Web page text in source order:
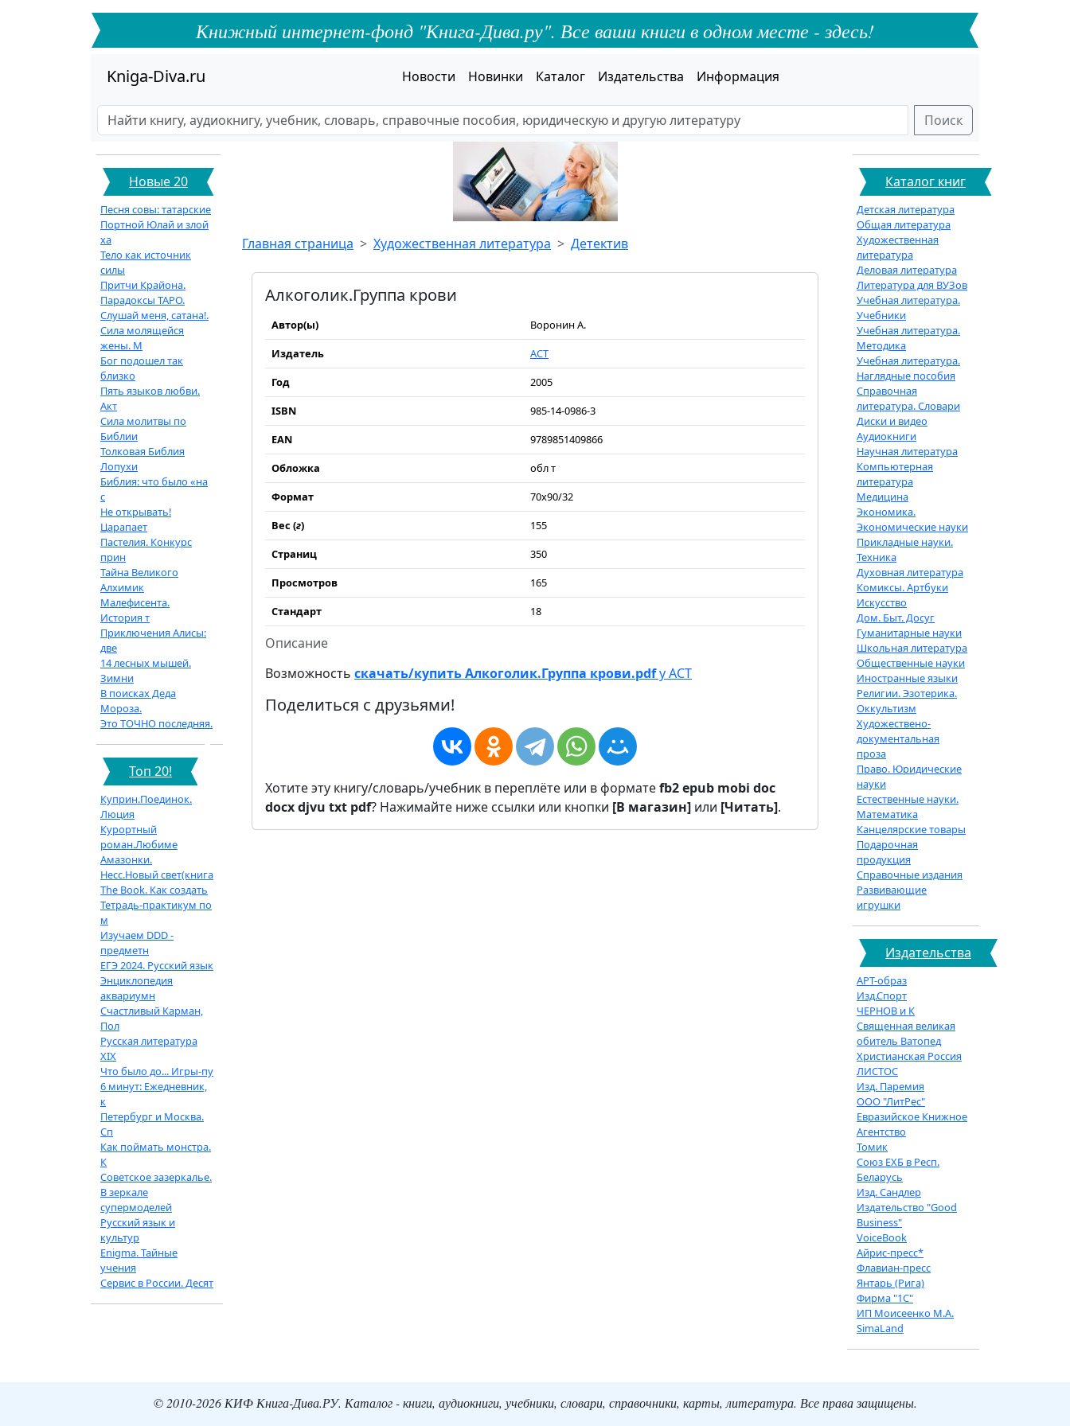
Книжный интернет-фонд "Книга-Дива.ру". Все ваши книги в одном месте - здесь!
Kniga-Diva.ru Новости Новинки Каталог Издательства Информация
Поиск
Новые 20
Песня совы: татарские
Портной Юлай и злой
ха
Тело как источник
силы
Притчи Крайона.
Парадоксы ТАРО.
Слушай меня, сатана!.
Сила молящейся
жены. М
Бог подошел так
близко
Пять языков любви.
Акт
Сила молитвы по
Библии
Толковая Библия
Лопухи
Библия: что было «на
с
Не открывать!
Царапает
Пастелия. Конкурс
прин
Тайна Великого
Алхимик
Малефисента.
История т
Приключения Алисы:
две
14 лесных мышей.
Зимни
В поисках Деда
Мороза.
Это ТОЧНО последняя.
Топ 20!
Куприн.Поединок.
Люция
Курортный
роман.Любиме
Амазонки.
Несс.Новый свет(книга
The Book. Как создать
Тетрадь-практикум по
м
Изучаем DDD -
предметн
ЕГЭ 2024. Русский язык
Энциклопедия
аквариумн
Счастливый Карман,
Пол
Русская литература
XIX
Что было до... Игры-пу
6 минут: Ежедневник,
к
Петербург и Москва.
Сп
Как поймать монстра.
К
Советское зазеркалье.
В зеркале
супермоделей
Русский язык и
культур
Enigma. Тайные
учения
Сервис в России. Десят
Главная страница Художественная литература Детектив
Алкоголик.Группа крови
Автор(ы)
Воронин А.
Издатель
АСТ
Год
2005
ISBN
985-14-0986-3
EAN
9789851409866
Обложка
обл т
Формат
70x90/32
Вес (г)
155
Страниц
350
Просмотров
165
Стандарт
18
Описание
Возможность скачать/купить Алкоголик.Группа крови.pdfу АСТ
Поделиться с друзьями!
Хотите эту книгу/словарь/учебник в переплёте или в форматеfb2epub mobi doc
docxdjvu txt pdf? Нажимайте ниже ссылки или кнопки [В магазин] или [Читать].
Каталог книг
Детская литература
Общая литература
Художественная
литература
Деловая литература
Литература для ВУЗов
Учебная литература.
Учебники
Учебная литература.
Методика
Учебная литература.
Наглядные пособия
Справочная
литература. Словари
Диски и видео
Аудиокниги
Научная литература
Компьютерная
литература
Медицина
Экономика.
Экономические науки
Прикладные науки.
Техника
Духовная литература
Комиксы. Артбуки
Искусство
Дом. Быт. Досуг
Гуманитарные науки
Школьная литература
Общественные науки
Иностранные языки
Религии. Эзотерика.
Оккультизм
Художествено-
документальная
проза
Право. Юридические
науки
Естественные науки.
Математика
Канцелярские товары
Подарочная
продукция
Справочные издания
Развивающие
игрушки
Издательства
АРТ-образ
Изд.Спорт
ЧЕРНОВ и К
Священная великая
обитель Ватопед
Христианская Россия
ЛИСТОС
Изд. Паремия
ООО "ЛитРес"
Евразийское Книжное
Агентство
Томик
Союз ЕХБ в Респ.
Беларусь
Изд. Сандлер
Издательство "Good
Business"
VoiceBook
Айрис-пресс*
Флавиан-пресс
Янтарь (Рига)
Фирма "1С"
ИП Моисеенко М.А.
SimaLand
© 2010-2026 КИФ Книга-Дива.РУ. Каталог - книги, аудиокниги, учебники, словари, справочники, карты, литература. Все права защищены.